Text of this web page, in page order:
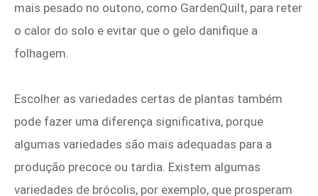
mais pesado no outono, como GardenQuilt, para reter
o calor do solo e evitar que o gelo danifique a
folhagem.
Escolher as variedades certas de plantas também
pode fazer uma diferença significativa, porque
algumas variedades são mais adequadas para a
produção precoce ou tardia. Existem algumas
variedades de brócolis, por exemplo, que prosperam